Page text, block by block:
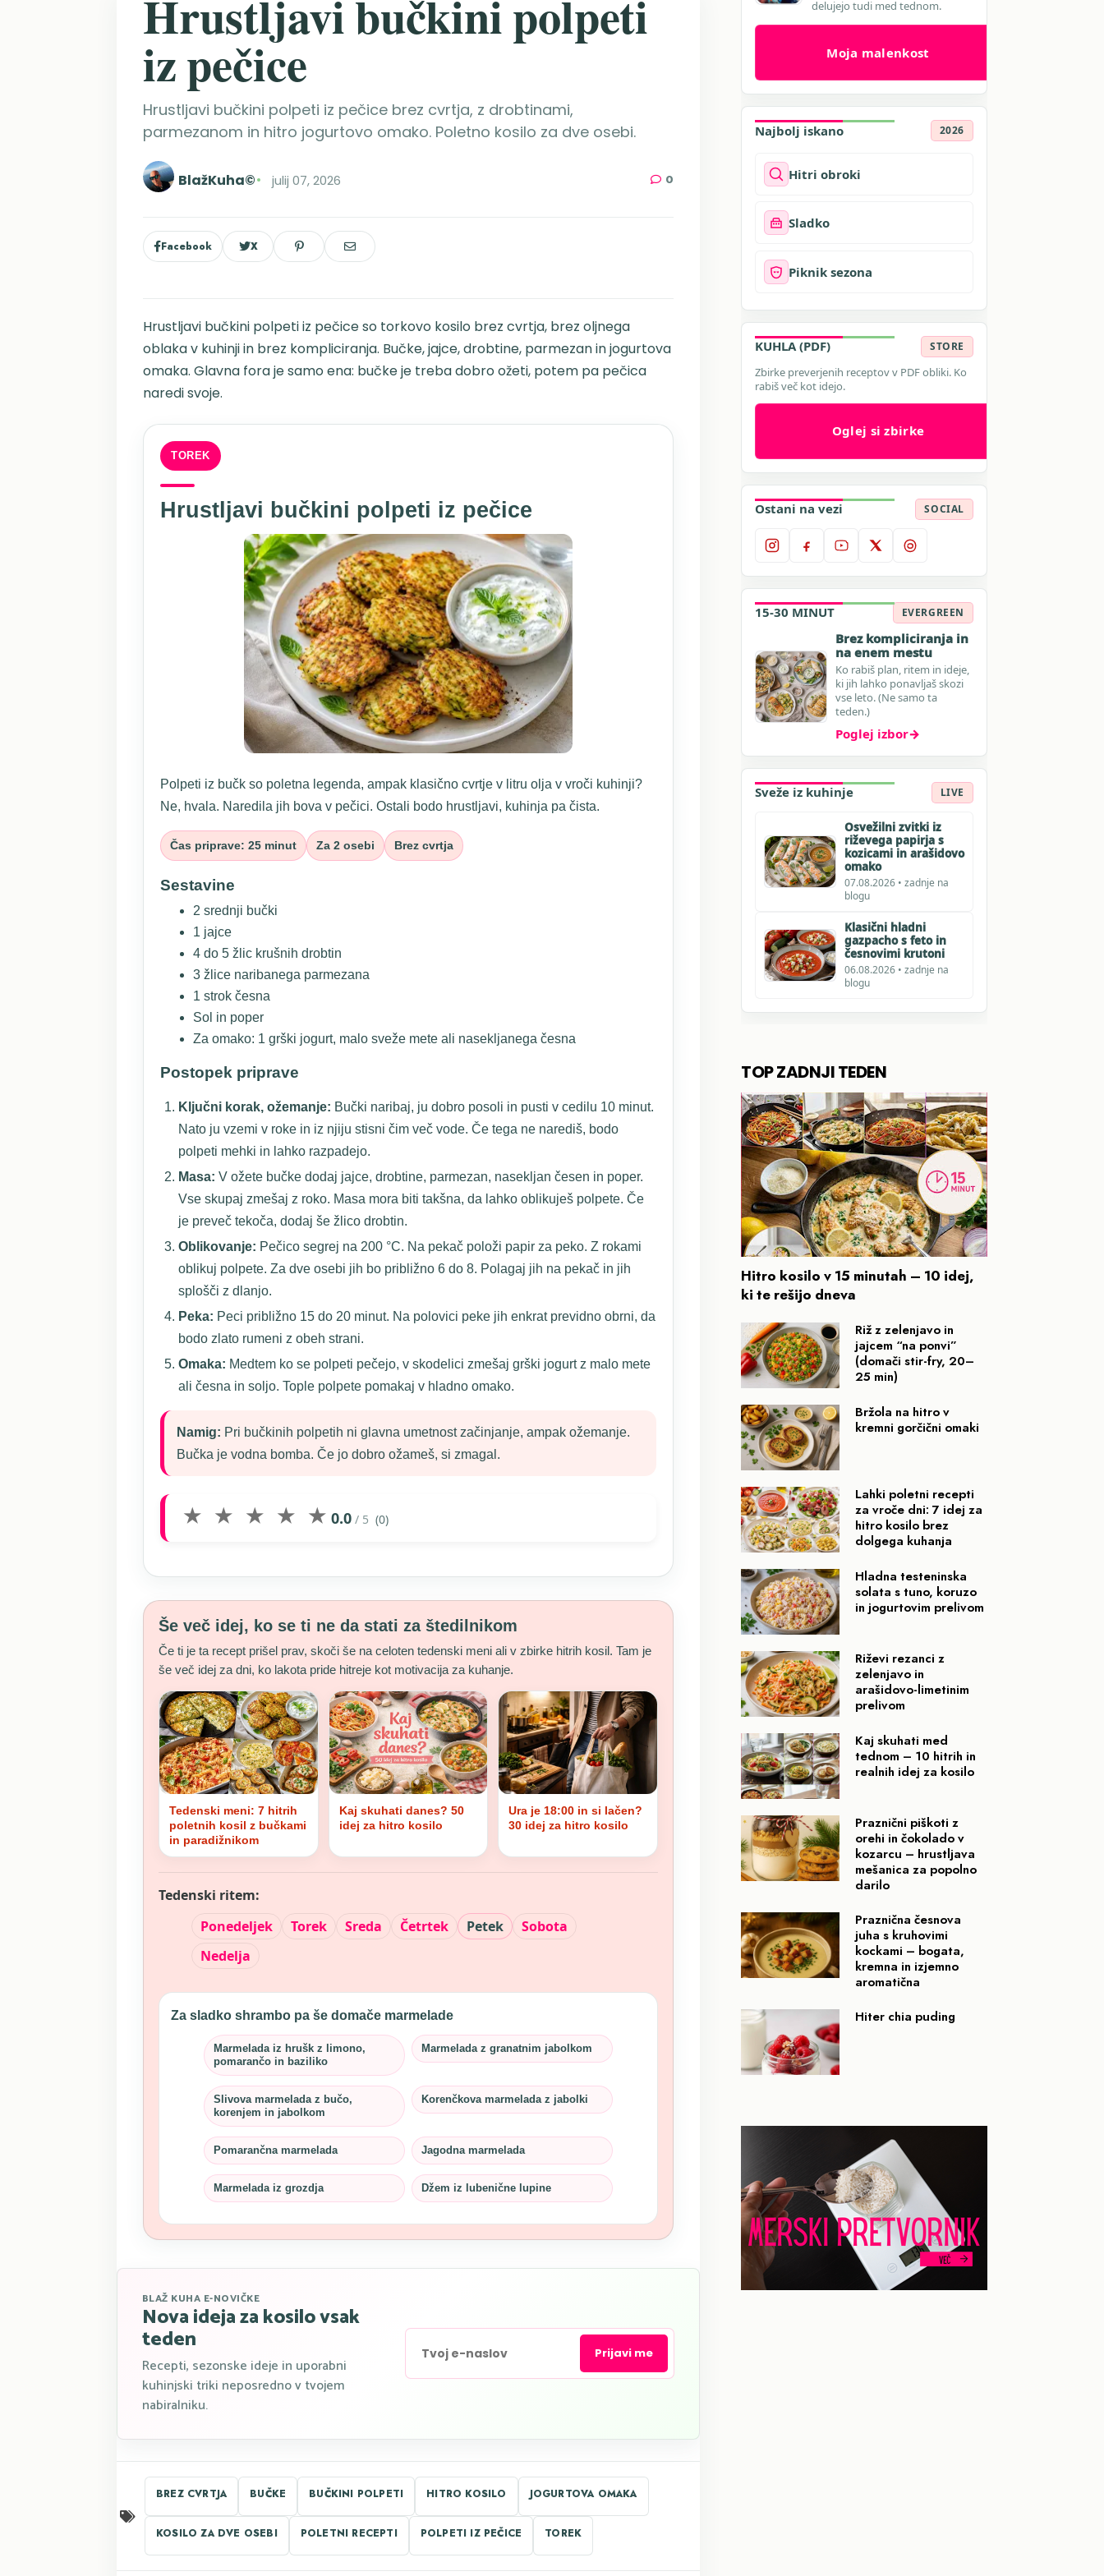
Hrustljavi bučkini polpeti
iz pečice
Hrustljavi bučkini polpeti iz pečice brez cvrtja, z drobtinami,
parmezanom in hitro jogurtovo omako. Poletno kosilo za dve osebi.
BlažKuha© julij 07, 2026 0
Facebook X
Hrustljavi bučkini polpeti iz pečice so torkovo kosilo brez cvrtja, brez oljnega
oblaka v kuhinji in brez kompliciranja. Bučke, jajce, drobtine, parmezan in jogurtova
omaka. Glavna fora je samo ena: bučke je treba dobro ožeti, potem pa pečica
naredi svoje.
TOREK
Hrustljavi bučkini polpeti iz pečice
Polpeti iz bučk so poletna legenda, ampak klasično cvrtje v litru olja v vroči kuhinji?
Ne, hvala. Naredila jih bova v pečici. Ostali bodo hrustljavi, kuhinja pa čista.
Čas priprave: 25 minut Za 2 osebi Brez cvrtja
Sestavine
2 srednji bučki
1 jajce
4 do 5 žlic krušnih drobtin
3 žlice naribanega parmezana
1 strok česna
Sol in poper
Za omako: 1 grški jogurt, malo sveže mete ali nasekljanega česna
Postopek priprave
Ključni korak, ožemanje: Bučki naribaj, ju dobro posoli in pusti v cedilu 10 minut.
Nato ju vzemi v roke in iz njiju stisni čim več vode. Če tega ne narediš, bodo
polpeti mehki in lahko razpadejo.
Masa: V ožete bučke dodaj jajce, drobtine, parmezan, nasekljan česen in poper.
Vse skupaj zmešaj z roko. Masa mora biti takšna, da lahko oblikuješ polpete. Če
je preveč tekoča, dodaj še žlico drobtin.
Oblikovanje: Pečico segrej na 200 °C. Na pekač položi papir za peko. Z rokami
oblikuj polpete. Za dve osebi jih bo približno 6 do 8. Polagaj jih na pekač in jih
splošči z dlanjo.
Peka: Peci približno 15 do 20 minut. Na polovici peke jih enkrat previdno obrni, da
bodo zlato rumeni z obeh strani.
Omaka: Medtem ko se polpeti pečejo, v skodelici zmešaj grški jogurt z malo mete
ali česna in soljo. Tople polpete pomakaj v hladno omako.
Namig: Pri bučkinih polpetih ni glavna umetnost začinjanje, ampak ožemanje.
Bučka je vodna bomba. Če jo dobro ožameš, si zmagal.
★ ★ ★ ★ ★ 0.0 / 5 (0)
Še več idej, ko se ti ne da stati za štedilnikom
Če ti je ta recept prišel prav, skoči še na celoten tedenski meni ali v zbirke hitrih kosil. Tam je
še več idej za dni, ko lakota pride hitreje kot motivacija za kuhanje.
Tedenski meni: 7 hitrih
poletnih kosil z bučkami
in paradižnikom
Kaj skuhati danes? 50
idej za hitro kosilo
Ura je 18:00 in si lačen?
30 idej za hitro kosilo
Tedenski ritem:
Ponedeljek
Torek Sreda Četrtek Petek
Sobota
Nedelja
Za sladko shrambo pa še domače marmelade
Marmelada iz hrušk z limono,
pomarančo in baziliko
Marmelada z granatnim jabolkom
Slivova marmelada z bučo,
korenjem in jabolkom
Korenčkova marmelada z jabolki
Pomarančna marmelada Jagodna marmelada
Marmelada iz grozdja Džem iz lubenične lupine
BLAŽ KUHA E-NOVIČKE
Nova ideja za kosilo vsak
teden
Recepti, sezonske ideje in uporabni
kuhinjski triki neposredno v tvojem
nabiralniku.
Prijavi me
BREZ CVRTJA BUČKE BUČKINI POLPETI HITRO KOSILO JOGURTOVA OMAKA
KOSILO ZA DVE OSEBI POLETNI RECEPTI POLPETI IZ PEČICE TOREK
delujejo tudi med tednom.
Moja malenkost
Najbolj iskano 2026
Hitri obroki
Sladko
Piknik sezona
KUHLA (PDF) STORE
Zbirke preverjenih receptov v PDF obliki. Ko
rabiš več kot idejo.
Oglej si zbirke
Ostani na vezi SOCIAL
15-30 MINUT EVERGREEN
Brez kompliciranja in
na enem mestu
Ko rabiš plan, ritem in ideje,
ki jih lahko ponavljaš skozi
vse leto. (Ne samo ta
teden.)
Poglej izbor→
Sveže iz kuhinje LIVE
Osvežilni zvitki iz
riževega papirja s
kozicami in arašidovo
omako
07.08.2026 • zadnje na
blogu
Klasični hladni
gazpacho s feto in
česnovimi krutoni
06.08.2026 • zadnje na
blogu
TOP ZADNJI TEDEN
Hitro kosilo v 15 minutah – 10 idej,
ki te rešijo dneva
Riž z zelenjavo in
jajcem “na ponvi”
(domači stir-fry, 20–
25 min)
Bržola na hitro v
kremni gorčični omaki
Lahki poletni recepti
za vroče dni: 7 idej za
hitro kosilo brez
dolgega kuhanja
Hladna testeninska
solata s tuno, koruzo
in jogurtovim prelivom
Riževi rezanci z
zelenjavo in
arašidovo-limetinim
prelivom
Kaj skuhati med
tednom – 10 hitrih in
realnih idej za kosilo
Praznični piškoti z
orehi in čokolado v
kozarcu – hrustljava
mešanica za popolno
darilo
Praznična česnova
juha s kruhovimi
kockami – bogata,
kremna in izjemno
aromatična
Hiter chia puding